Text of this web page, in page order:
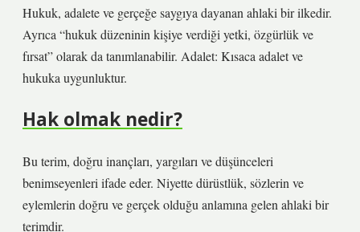
Hukuk, adalete ve gerçeğe saygıya dayanan ahlaki bir ilkedir.
Ayrıca “hukuk düzeninin kişiye verdiği yetki, özgürlük ve
fırsat” olarak da tanımlanabilir. Adalet: Kısaca adalet ve
hukuka uygunluktur.
Hak olmak nedir?
Bu terim, doğru inançları, yargıları ve düşünceleri
benimseyenleri ifade eder. Niyette dürüstlük, sözlerin ve
eylemlerin doğru ve gerçek olduğu anlamına gelen ahlaki bir
terimdir.